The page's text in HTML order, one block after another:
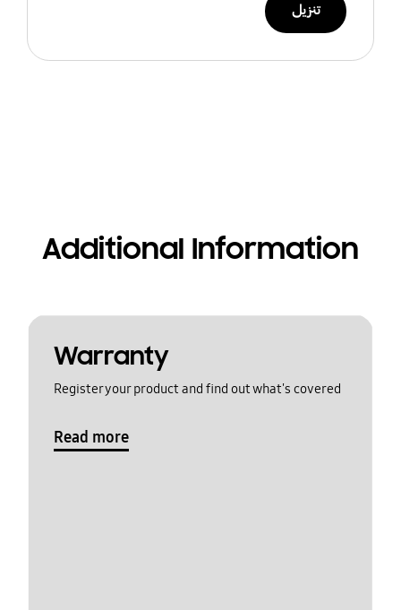
تنزيل
Additional Information
Warranty
Register your product and find out what's covered
Read more